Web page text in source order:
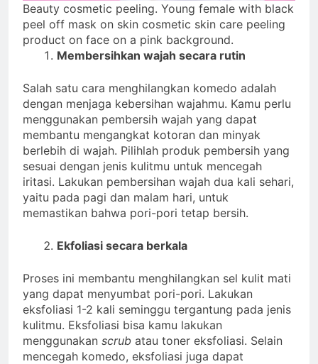
Beauty cosmetic peeling. Young female with black
peel off mask on skin cosmetic skin care peeling
product on face on a pink background.
Membersihkan wajah secara rutin
Salah satu cara menghilangkan komedo adalah
dengan menjaga kebersihan wajahmu. Kamu perlu
menggunakan pembersih wajah yang dapat
membantu mengangkat kotoran dan minyak
berlebih di wajah. Pilihlah produk pembersih yang
sesuai dengan jenis kulitmu untuk mencegah
iritasi. Lakukan pembersihan wajah dua kali sehari,
yaitu pada pagi dan malam hari, untuk
memastikan bahwa pori-pori tetap bersih.
Ekfoliasi secara berkala
Proses ini membantu menghilangkan sel kulit mati
yang dapat menyumbat pori-pori. Lakukan
eksfoliasi 1-2 kali seminggu tergantung pada jenis
kulitmu. Eksfoliasi bisa kamu lakukan
menggunakan scrub atau toner eksfoliasi. Selain
mencegah komedo, eksfoliasi juga dapat